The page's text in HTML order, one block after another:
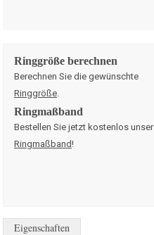
Ringgröße berechnen
Berechnen Sie die gewünschte
Ringgröße
Ringmaßband
Bestellen Sie jetzt kostenlos unser
Ringmaßband!
Eigenschaften